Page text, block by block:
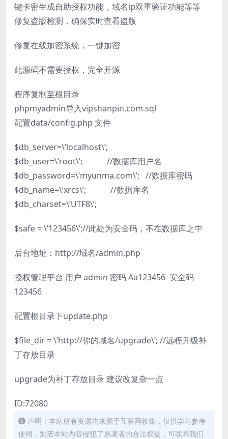
键卡密生成自助授权功能，域名ip双重验证功能等等
修复盗版检测，确保实时查看盗版
修复在线加密系统，一键加密
此源码不需要授权，完全开源
程序复制至根目录
phpmyadmin导入vipshanpin.com.sql
配置data/config.php 文件
$db_server=\’localhost\’;
$db_user=\’root\’; //数据库用户名
$db_password=\’myunma.com\’; //数据库密码
$db_name=\’xrcs\’; //数据库名
$db_charset=\’UTF8\’;
$safe = \’123456\’;//此处为安全码，不在数据库之中
后台地址：http://域名/admin.php
授权管理平台 用户 admin 密码 Aa123456 安全码
123456
配置根目录下update.php
$file_dir = \’http://你的域名/upgrade\’; //远程升级补
丁存放目录
upgrade为补丁存放目录 建议改复杂一点
ID:72080
声明：本站所有资源均来源于互联网收集，仅供学习参考
使用，如若本站内容侵犯了原著者的合法权益，可联系我们